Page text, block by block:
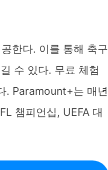
한다. 이를 통해 축구
수 있다. 무료 체험
. Paramount+는 매년
챔피언십, UEFA 대